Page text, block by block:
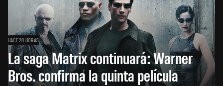
HACE 20 HORAS
La saga Matrix continuará: Warner
Bros. confirma la quinta película